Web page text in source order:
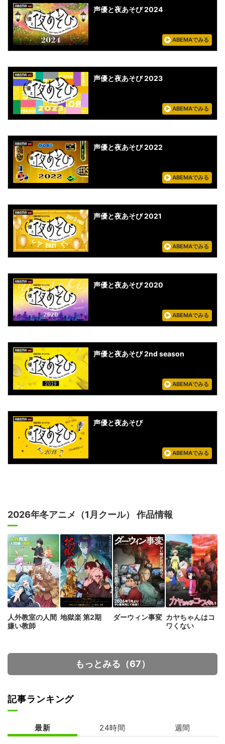
声優と夜あそび 2024
ABEMAでみる
声優と夜あそび 2023
ABEMAでみる
声優と夜あそび 2022
ABEMAでみる
声優と夜あそび 2021
ABEMAでみる
声優と夜あそび 2020
ABEMAでみる
声優と夜あそび 2nd season
ABEMAでみる
声優と夜あそび
ABEMAでみる
2026年冬アニメ（1月クール） 作品情報
人外教室の人間
嫌い教師
地獄楽 第2期 ダーウィン事変 カヤちゃんはコ
ワくない
もっとみる（67）
記事ランキング
最新 24時間 週間